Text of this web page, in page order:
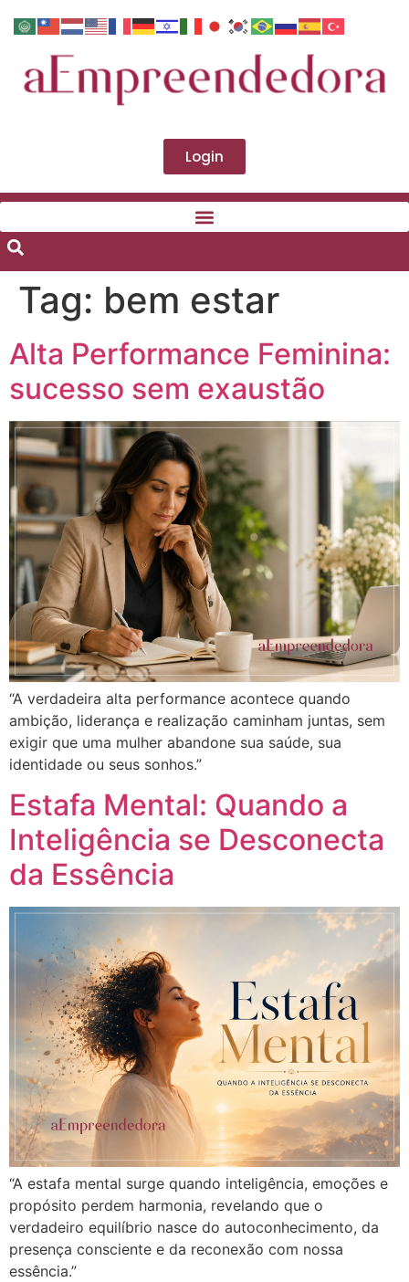
Login
Tag: bem estar
Alta Performance Feminina:
sucesso sem exaustão
“A verdadeira alta performance acontece quando
ambição, liderança e realização caminham juntas, sem
exigir que uma mulher abandone sua saúde, sua
identidade ou seus sonhos.”
Estafa Mental: Quando a
Inteligência se Desconecta
da Essência
“A estafa mental surge quando inteligência, emoções e
propósito perdem harmonia, revelando que o
verdadeiro equilíbrio nasce do autoconhecimento, da
presença consciente e da reconexão com nossa
essência.”